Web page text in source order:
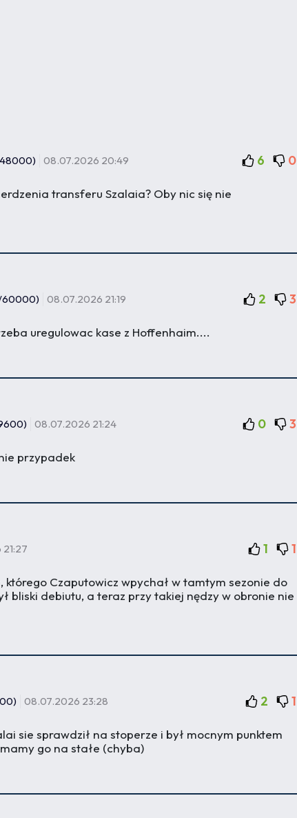
08.07.2026 20:49 6 0
transferu Szalaia? Oby nic się nie
60000) 08.07.2026 21:19 2 3
uregulowac kase z Hoffenhaim....
08.07.2026 21:24 0 3
przypadek
1 1
którego Czaputowicz wpychał w tamtym sezonie do
bliski debiutu, a teraz przy takiej nędzy w obronie nie
08.07.2026 23:28 2 1
sie sprawdził na stoperze i był mocnym punktem
go na stałe (chyba)